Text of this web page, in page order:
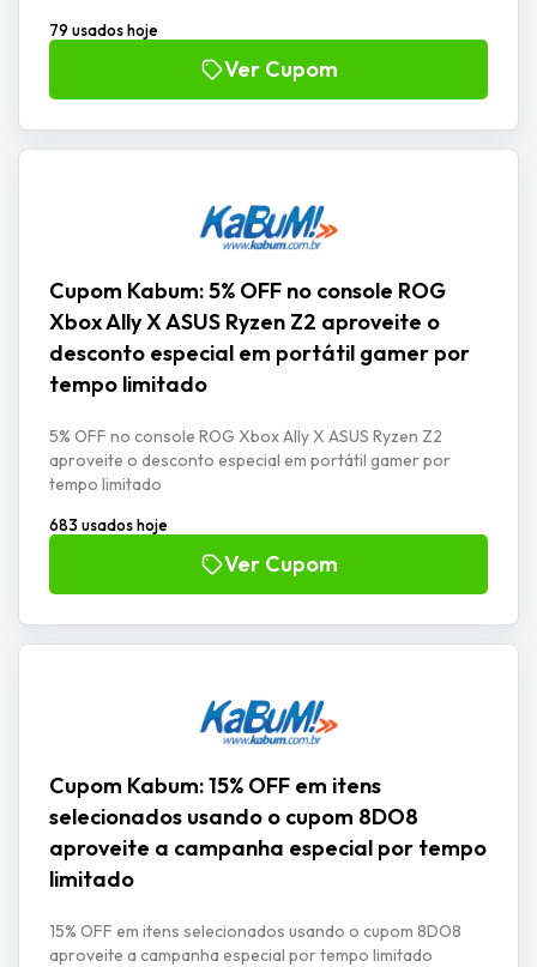
79 usados hoje
Ver Cupom
Cupom Kabum: 5% OFF no console ROG
Xbox Ally X ASUS Ryzen Z2 aproveite o
desconto especial em portátil gamer por
tempo limitado
5% OFF no console ROG Xbox Ally X ASUS Ryzen Z2
aproveite o desconto especial em portátil gamer por
tempo limitado
683 usados hoje
Ver Cupom
Cupom Kabum: 15% OFF em itens
selecionados usando o cupom 8DO8
aproveite a campanha especial por tempo
limitado
15% OFF em itens selecionados usando o cupom 8DO8
aproveite a campanha especial por tempo limitado